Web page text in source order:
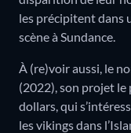
les précipitent dans
scène à Sundance.
À (re)voir aussi, le
(2022), son projet le
dollars, qui
les vikings dans